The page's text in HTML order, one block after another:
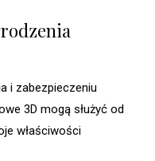
i zabezpieczeniu
3D mogą służyć od
właściwości